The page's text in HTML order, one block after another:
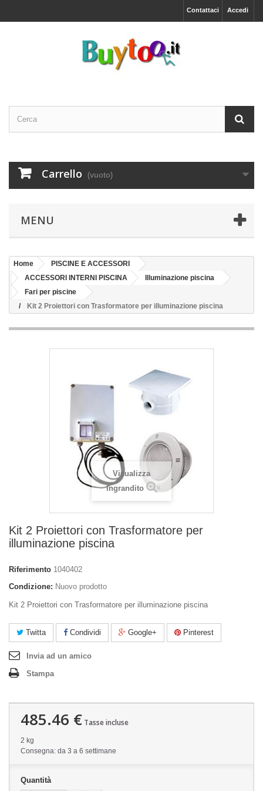
Accedi
Contattaci
Carrello (vuoto)
MENU
Home
PISCINE E ACCESSORI
ACCESSORI INTERNI PISCINA
Illuminazione piscina
Fari per piscine
Kit 2 Proiettori con Trasformatore per illuminazione piscina
Visualizza
ingrandito
Kit 2 Proiettori con Trasformatore per
illuminazione piscina
Riferimento 1040402
Condizione: Nuovo prodotto
Kit 2 Proiettori con Trasformatore per illuminazione piscina
Twitta Condividi Google+ Pinterest
Invia ad un amico
Stampa
485.46 € Tasse incluse
2 kg
Consegna: da 3 a 6 settimane
Quantità